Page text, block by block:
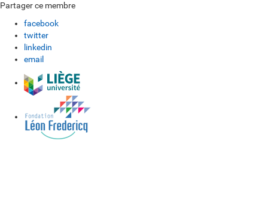
Partager ce membre
facebook
twitter
linkedin
email